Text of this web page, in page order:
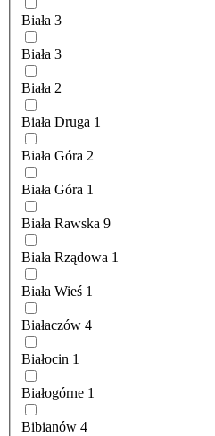
Biała 3
Biała 3
Biała 2
Biała Druga 1
Biała Góra 2
Biała Góra 1
Biała Rawska 9
Biała Rządowa 1
Biała Wieś 1
Białaczów 4
Białocin 1
Białogórne 1
Bibianów 4